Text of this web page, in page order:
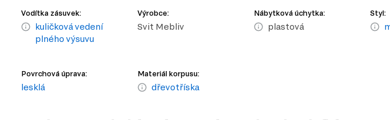
Vodítka zásuvek:
kuličková vedení
plného výsuvu
Výrobce:
Svit Mebliv
Nábytková úchytka:
plastová
Styl:
Povrchová úprava:
lesklá
Materiál korpusu:
dřevotříska